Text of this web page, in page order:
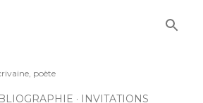
poète
INVITATIONS